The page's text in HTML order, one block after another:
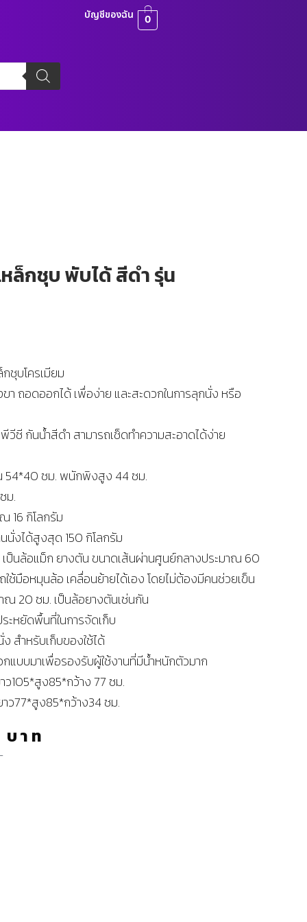
บัญชีของฉัน 0
หล็กชุบ พับได้ สีดำ รุ่น
ชุบโครเมียม
า ถอดออกได้ เพื่อง่าย และสะดวกในการลุกนั่ง หรือ
ซี กันน้ำสีดำ สามารถเช็ดทำความสะอาดได้ง่าย
54*40 ซม. พนักพิงสูง 44 ซม.
ม.
16 กิโลกรัม
นั่งได้สูงสุด 150 กิโลกรัม
ป็นล้อแม็ก ยางตัน ขนาดเส้นผ่านศูนย์กลางประมาณ 60
ใช้มือหมุนล้อ เคลื่อนย้ายได้เอง โดยไม่ต้องมีคนช่วยเข็น
ณ 20 ซม. เป็นล้อยางตันเช่นกัน
ะหยัดพื้นที่ในการจัดเก็บ
สำหรับเก็บของใช้ได้
แบบมาเพื่อรองรับผู้ใช้งานที่มีน้ำหนักตัวมาก
ว105*สูง85*กว้าง 77 ซม.
ว77*สูง85*กว้าง34 ซม.
บาท